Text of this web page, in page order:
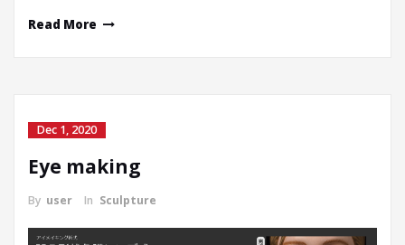
Read More
Dec 1, 2020
Eye making
By user In Sculpture